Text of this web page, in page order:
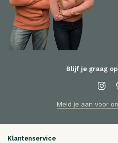
Blijf je graag
Meld je aan voor
Klantenservice